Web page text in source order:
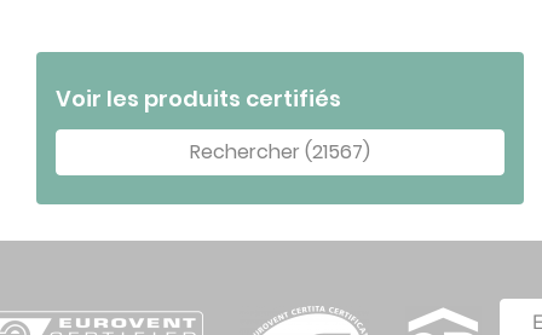
Voir les produits certifiés
Rechercher (21567)